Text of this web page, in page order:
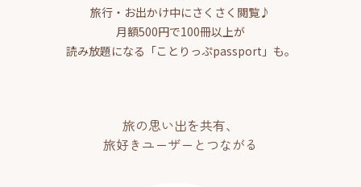
旅行・お出かけ中にさくさく閲覧♪
月額500円で100冊以上が
読み放題になる「ことりっぷpassport」も。
旅の思い出を共有、
旅好きユーザーとつながる